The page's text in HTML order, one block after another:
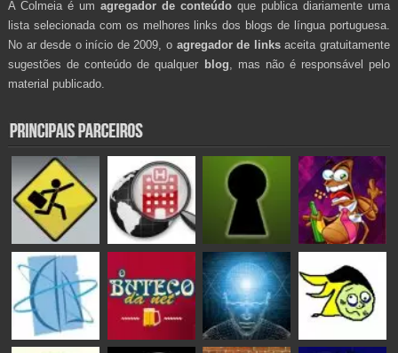
A Colmeia é um agregador de conteúdo que publica diariamente uma
lista selecionada com os melhores links dos blogs de língua portuguesa.
No ar desde o início de 2009, o agregador de linksaceita gratuitamente
sugestões de conteúdo de qualquer blog , mas não é responsável pelo
material publicado.